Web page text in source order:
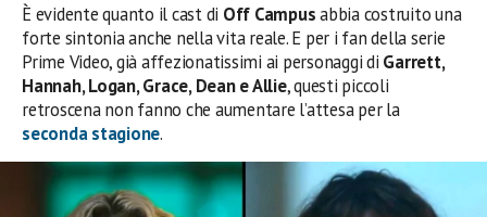
È evidente quanto il cast di Off Campusabbia costruito una
forte sintonia anche nella vita reale. E per i fan della serie
Prime Video, già affezionatissimi ai personaggi di Garrett,
Hannah, Logan, Grace, Dean e Allie, questi piccoli
retroscena non fanno che aumentare l’attesa per la
seconda stagione.